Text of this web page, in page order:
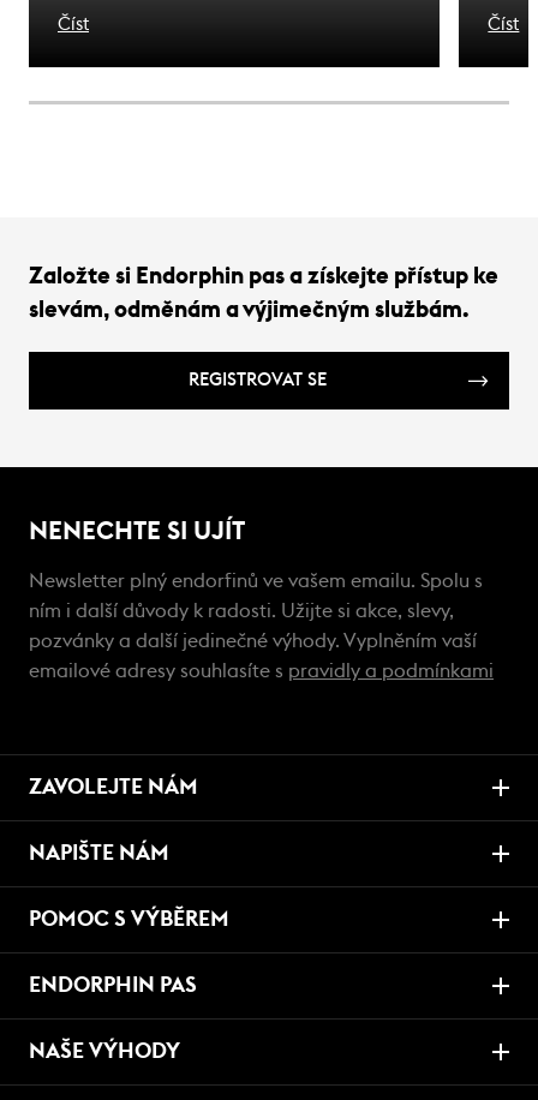
olympijských medailí. Kolo, jehož jméno
se stalo synonymem úspěchu. To dědictví
není jen nostalgií - je to závazek. Důkaz
Číst Číst
Založte si Endorphin pas a získejte přístup ke
slevám, odměnám a výjimečným službám.
REGISTROVAT SE
NENECHTE SI UJÍT
Newsletter plný endorfinů ve vašem emailu. Spolu s
ním i další důvody k radosti. Užijte si akce, slevy,
pozvánky a další jedinečné výhody. Vyplněním vaší
emailové adresy souhlasíte s pravidly a podmínkami
ZAVOLEJTE NÁM
NAPIŠTE NÁM
POMOC S VÝBĚREM
ENDORPHIN PAS
NAŠE VÝHODY